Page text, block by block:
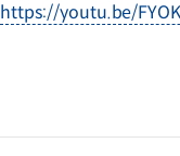
https://youtu.be/